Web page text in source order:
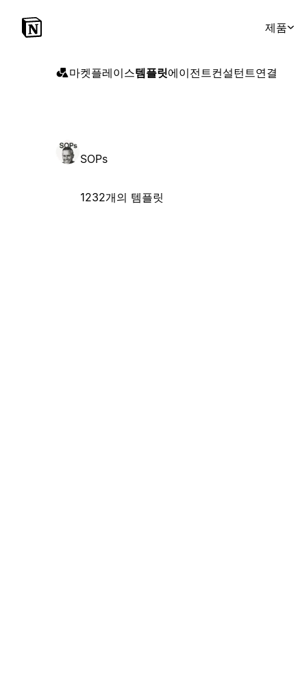
제품
마켓플레이스템플릿에이전트컨설턴트연결
SOPs
1232개의 템플릿